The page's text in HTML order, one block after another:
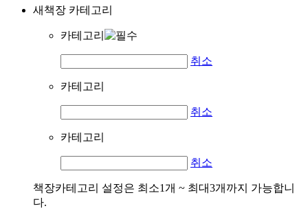
새책장 카테고리
카테고리
취소
카테고리
취소
카테고리
취소
책장카테고리 설정은 최소1개 ~ 최대3개까지 가능합니
다.